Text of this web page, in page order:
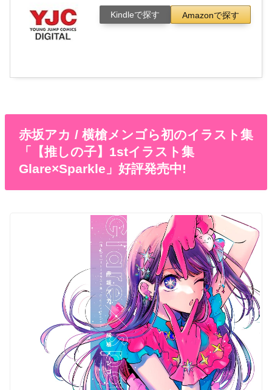
Kindleで探す Amazonで探す
赤坂アカ / 横槍メンゴら初のイラスト集
「【推しの子】1stイラスト集
Glare×Sparkle」好評発売中!